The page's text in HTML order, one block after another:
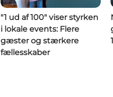
"1 ud af 100" viser styrken
i lokale events: Flere
gæster og stærkere
fællesskaber